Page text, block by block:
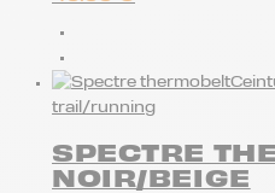
trail/running
SPECTRE
NOIR/BEIGE